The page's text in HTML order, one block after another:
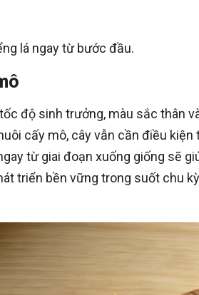
lá ngay từ bước đầu.
độ sinh trưởng, màu sắc thân
cấy mô, cây vẫn cần điều kiện
từ giai đoạn xuống giống sẽ
triển bền vững trong suốt chu